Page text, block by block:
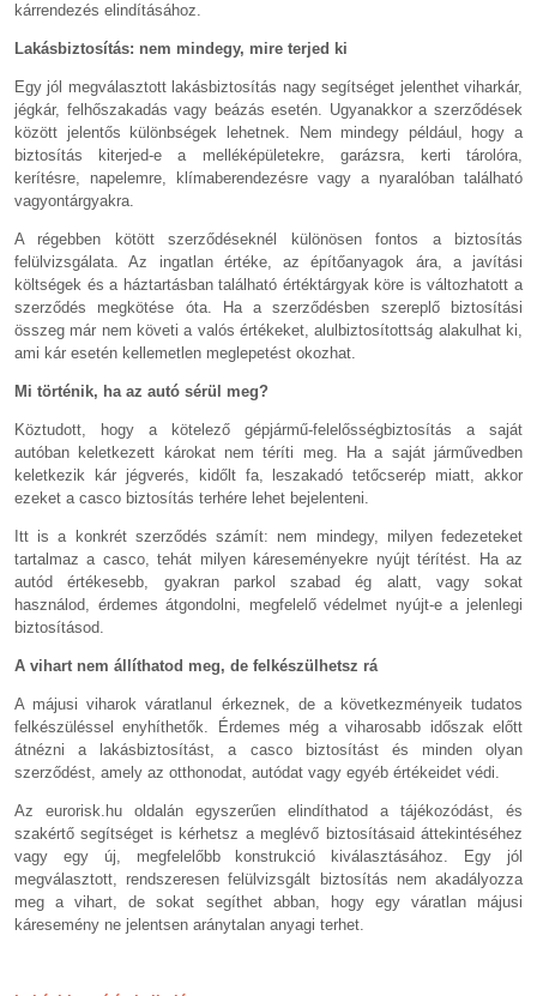
kárrendezés elindításához.
Lakásbiztosítás: nem mindegy, mire terjed ki
Egy jól megválasztott lakásbiztosítás nagy segítséget jelenthet viharkár,
jégkár, felhőszakadás vagy beázás esetén. Ugyanakkor a szerződések
között jelentős különbségek lehetnek. Nem mindegy például, hogy a
biztosítás kiterjed-e a melléképületekre, garázsra, kerti tárolóra,
kerítésre, napelemre, klímaberendezésre vagy a nyaralóban található
vagyontárgyakra.
A régebben kötött szerződéseknél különösen fontos a biztosítás
felülvizsgálata. Az ingatlan értéke, az építőanyagok ára, a javítási
költségek és a háztartásban található értéktárgyak köre is változhatott a
szerződés megkötése óta. Ha a szerződésben szereplő biztosítási
összeg már nem követi a valós értékeket, alulbiztosítottság alakulhat ki,
ami kár esetén kellemetlen meglepetést okozhat.
Mi történik, ha az autó sérül meg?
Köztudott, hogy a kötelező gépjármű-felelősségbiztosítás a saját
autóban keletkezett károkat nem téríti meg. Ha a saját járművedben
keletkezik kár jégverés, kidőlt fa, leszakadó tetőcserép miatt, akkor
ezeket a casco biztosítás terhére lehet bejelenteni.
Itt is a konkrét szerződés számít: nem mindegy, milyen fedezeteket
tartalmaz a casco, tehát milyen káreseményekre nyújt térítést. Ha az
autód értékesebb, gyakran parkol szabad ég alatt, vagy sokat
használod, érdemes átgondolni, megfelelő védelmet nyújt-e a jelenlegi
biztosításod.
A vihart nem állíthatod meg, de felkészülhetsz rá
A májusi viharok váratlanul érkeznek, de a következményeik tudatos
felkészüléssel enyhíthetők. Érdemes még a viharosabb időszak előtt
átnézni a lakásbiztosítást, a casco biztosítást és minden olyan
szerződést, amely az otthonodat, autódat vagy egyéb értékeidet védi.
Az eurorisk.hu oldalán egyszerűen elindíthatod a tájékozódást, és
szakértő segítséget is kérhetsz a meglévő biztosításaid áttekintéséhez
vagy egy új, megfelelőbb konstrukció kiválasztásához. Egy jól
megválasztott, rendszeresen felülvizsgált biztosítás nem akadályozza
meg a vihart, de sokat segíthet abban, hogy egy váratlan májusi
káresemény ne jelentsen aránytalan anyagi terhet.